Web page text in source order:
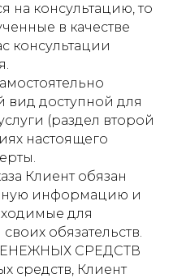
на консультацию, то
в качестве
консультации
вид доступной для
(раздел второй
настоящего
Клиент обязан
информацию и
для
обязательств.
СРЕДСТВ
средств, Клиент